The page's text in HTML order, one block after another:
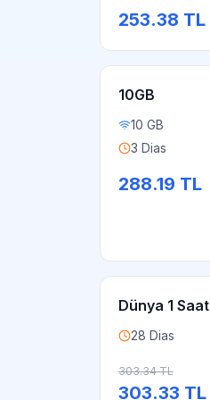
253.38 TL
10GB
10 GB
3 Dias
288.19 TL
Dünya 1 Saat
28 Dias
303.34TL
303.33 TL